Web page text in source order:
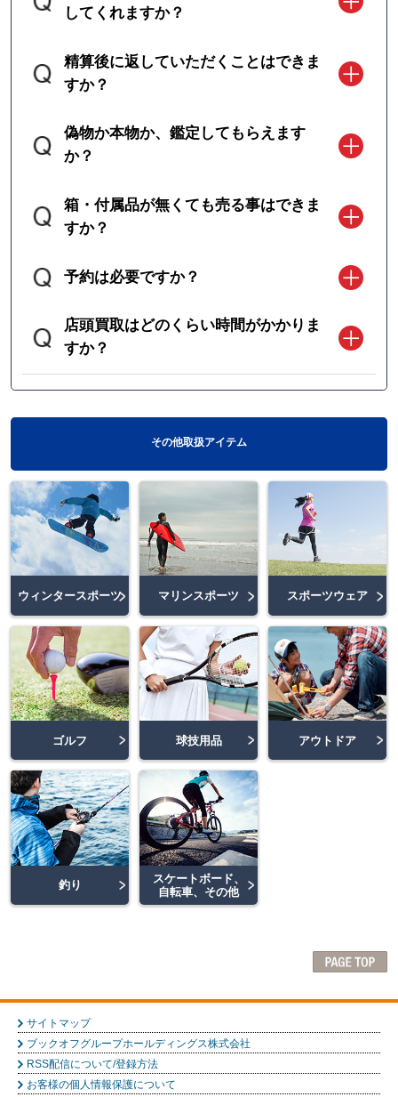
してくれますか？
精算後に返していただくことはできま
すか？
偽物か本物か、鑑定してもらえます
か？
箱・付属品が無くても売る事はできま
すか？
予約は必要ですか？
店頭買取はどのくらい時間がかかりま
すか？
その他取扱アイテム
ウィンタースポーツ マリンスポーツ スポーツウェア
ゴルフ 球技用品 アウトドア
釣り
スケートボード、
自転車、その他
サイトマップ
ブックオフグループホールディングス株式会社
RSS配信について/登録方法
お客様の個人情報保護について